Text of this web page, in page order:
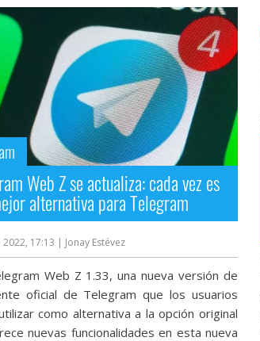
Web Z se actualiza: cada vez es
alternativa para Telegram
17:13 | Jonay Estévez
Web Z 1.33, una nueva versión de
oficial de Telegram que los usuarios
como alternativa a la opción original
nuevas funcionalidades en esta nueva